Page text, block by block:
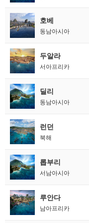
호베
동남아시아
두알라
서아프리카
딜리
동남아시아
런던
북해
롭부리
서남아시아
루안다
남아프리카